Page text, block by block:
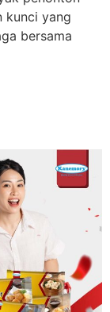
kunci yang
bersama